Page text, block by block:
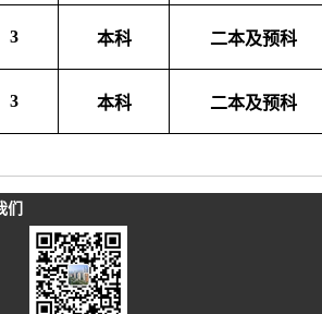
3 本科 二本及预科
3 本科 二本及预科
们